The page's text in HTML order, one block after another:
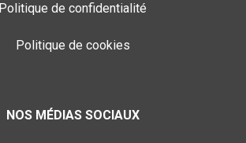
Politique de confidentialité
Politique de cookies
NOS MÉDIAS SOCIAUX